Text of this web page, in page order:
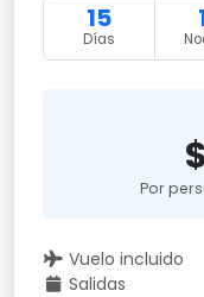
15
Días
Por
Vuelo incluido
Salidas